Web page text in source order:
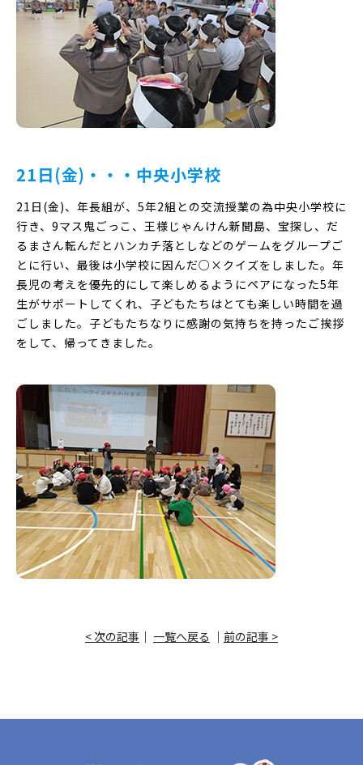
21日(金)・・・中央小学校
21日(金)、年長組が、5年2組との交流授業の為中央小学校に
行き、9マス鬼ごっこ、王様じゃんけん新聞島、宝探し、だ
るまさん転んだとハンカチ落としなどのゲームをグループご
とに行い、最後は小学校に因んだ○×クイズをしました。年
長児の考えを優先的にして楽しめるようにペアになった5年
生がサポートしてくれ、子どもたちはとても楽しい時間を過
ごしました。子どもたちなりに感謝の気持ちを持ったご挨拶
をして、帰ってきました。
< 次の記事 ｜ 一覧へ戻る ｜ 前の記事 >